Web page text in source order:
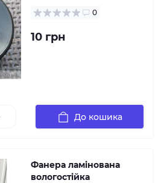
0
10 грн
До кошика
ламінованої
9 мм, 12 мм та 15 мм.
за 1 м. кв.
Фанера ламінована
вологостійка